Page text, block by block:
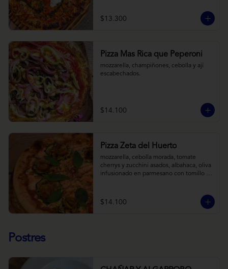
$13.300
Pizza Mas Rica que Peperoni
mozzarella, champiñones, cebolla y ají
escabechados.
$14.100
Pizza Zeta del Huerto
mozzarella, cebolla morada, tomate
cherrys y zucchini asados, albahaca, oliva
infusionado en parmesano con tomillo y
$14.100
Postres